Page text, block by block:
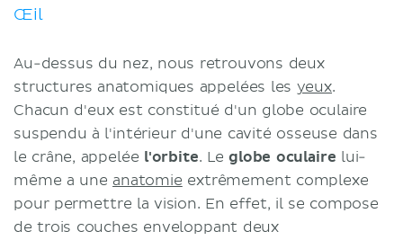
Œil
Au-dessus du nez, nous retrouvons deux
structures anatomiques appelées les yeux.
Chacun d'eux est constitué d'un globe oculaire
suspendu à l'intérieur d'une cavité osseuse dans
le crâne, appelée l'orbite. Leglobe oculaire lui-
même a une anatomie extrêmement complexe
pour permettre la vision. En effet, il se compose
de trois couches enveloppant deux